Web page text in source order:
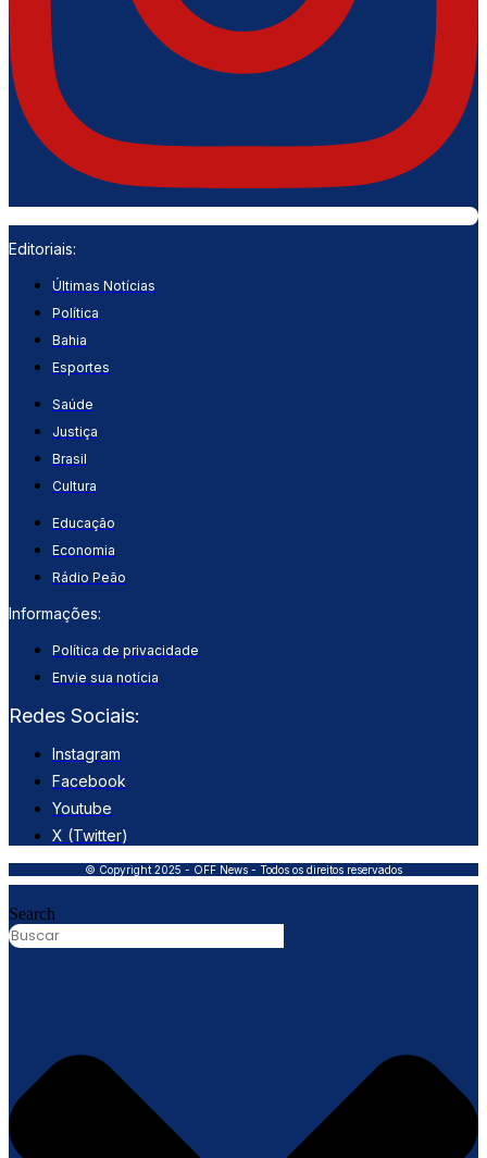
Editoriais:
Últimas Notícias
Política
Bahia
Esportes
Saúde
Justiça
Brasil
Cultura
Educação
Economia
Rádio Peão
Informações:
Política de privacidade
Envie sua notícia
Redes Sociais:
Instagram
Facebook
Youtube
X (Twitter)
© Copyright 2025 - OFF News - Todos os direitos reservados
Search